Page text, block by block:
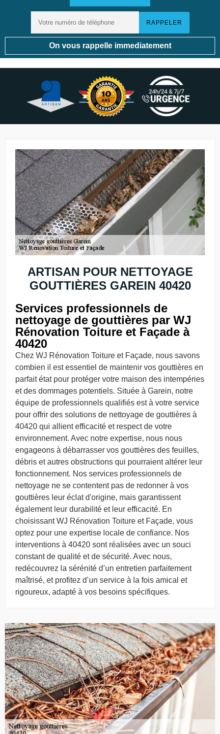
On vous rappelle immediatement
ARTISAN POUR NETTOYAGE
GOUTTIÈRES GAREIN 40420
Services professionnels de
nettoyage de gouttières par WJ
Rénovation Toiture et Façade à
40420
Chez WJ Rénovation Toiture et Façade, nous savons
combien il est essentiel de maintenir vos gouttières en
parfait état pour protéger votre maison des intempéries
et des dommages potentiels. Située à Garein, notre
équipe de professionnels qualifiés est à votre service
pour offrir des solutions de nettoyage de gouttières à
40420 qui allient efficacité et respect de votre
environnement. Avec notre expertise, nous nous
engageons à débarrasser vos gouttières des feuilles,
débris et autres obstructions qui pourraient altérer leur
fonctionnement. Nos services professionnels de
nettoyage ne se contentent pas de redonner à vos
gouttières leur éclat d'origine, mais garantissent
également leur durabilité et leur efficacité. En
choisissant WJ Rénovation Toiture et Façade, vous
optez pour une expertise locale de confiance. Nos
interventions à 40420 sont réalisées avec un souci
constant de qualité et de sécurité. Avec nous,
redécouvrez la sérénité d’un entretien parfaitement
maîtrisé, et profitez d’un service à la fois amical et
rigoureux, adapté à vos besoins spécifiques.